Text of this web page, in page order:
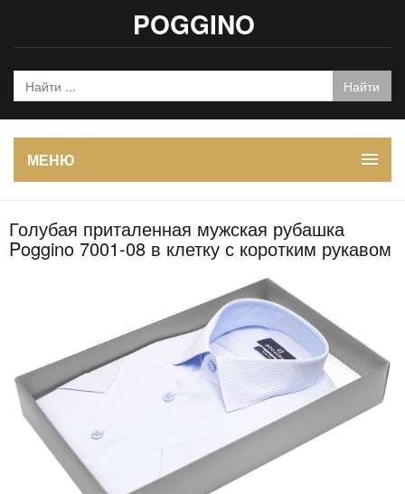
POGGINO
МЕНЮ
Голубая приталенная мужская рубашка
Poggino 7001-08 в клетку с коротким рукавом